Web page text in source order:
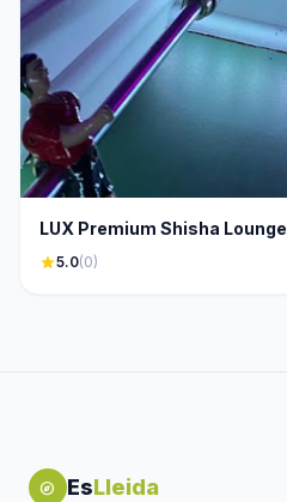
LUX Premium Shisha Lounge
star5.0(0)
explore EsLleida